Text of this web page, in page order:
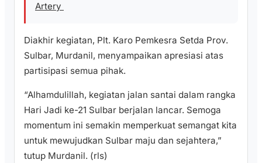
Artery
Diakhir kegiatan, Plt. Karo Pemkesra Setda Prov.
Sulbar, Murdanil, menyampaikan apresiasi atas
partisipasi semua pihak.
“Alhamdulillah, kegiatan jalan santai dalam rangka
Hari Jadi ke-21 Sulbar berjalan lancar. Semoga
momentum ini semakin memperkuat semangat kita
untuk mewujudkan Sulbar maju dan sejahtera,”
tutup Murdanil. (rls)